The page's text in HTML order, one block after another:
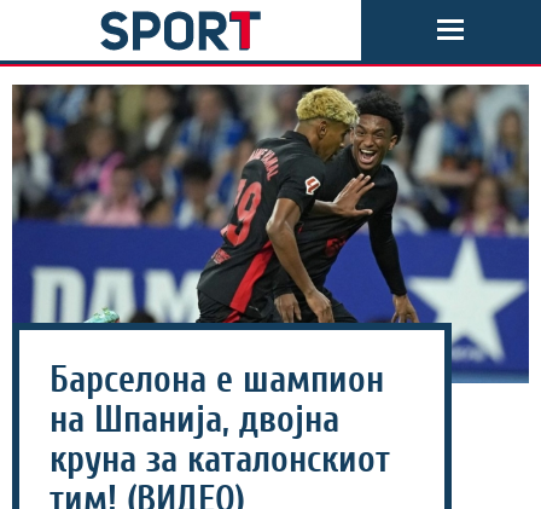
Барселона е шампион
на Шпанија, двојна
круна за каталонскиот
тим! (ВИДЕО)